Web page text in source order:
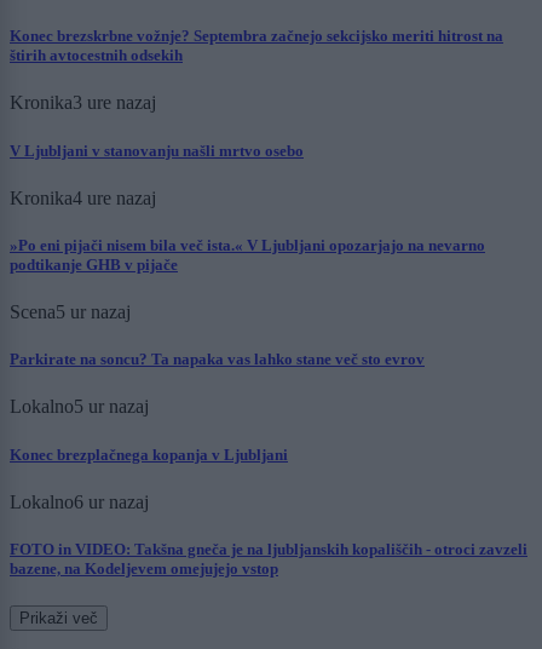
Konec brezskrbne vožnje? Septembra začnejo sekcijsko meriti hitrost na
štirih avtocestnih odsekih
Kronika3 ure nazaj
V Ljubljani v stanovanju našli mrtvo osebo
Kronika4 ure nazaj
»Po eni pijači nisem bila več ista.« V Ljubljani opozarjajo na nevarno
podtikanje GHB v pijače
Scena5 ur nazaj
Parkirate na soncu? Ta napaka vas lahko stane več sto evrov
Lokalno5 ur nazaj
Konec brezplačnega kopanja v Ljubljani
Lokalno6 ur nazaj
FOTO in VIDEO: Takšna gneča je na ljubljanskih kopališčih - otroci zavzeli
bazene, na Kodeljevem omejujejo vstop
Prikaži več